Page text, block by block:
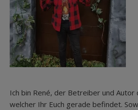
Ich bin René, der Betreiber und Autor
welcher Ihr Euch gerade befindet.